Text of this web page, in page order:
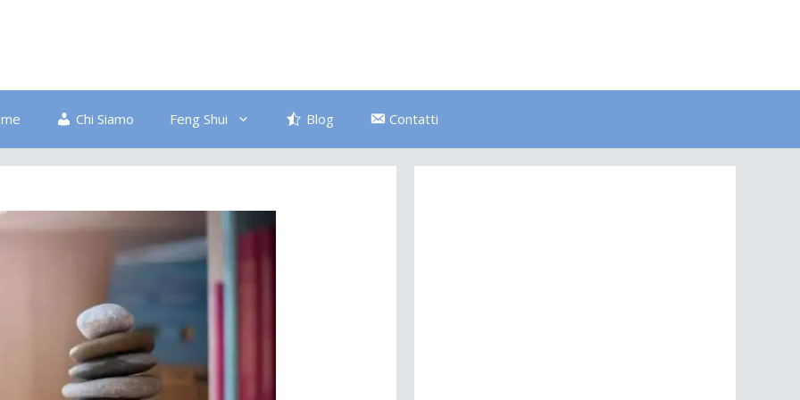
Chi Siamo Feng Shui
Bagno Bambini
Divano
Blog Contatti